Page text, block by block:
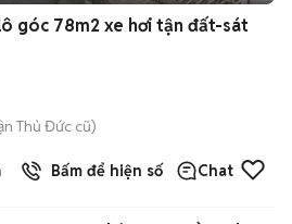
góc 78m2 xe hơi tận đất-sát
Thủ Đức cũ)
Bấm để hiện số Chat